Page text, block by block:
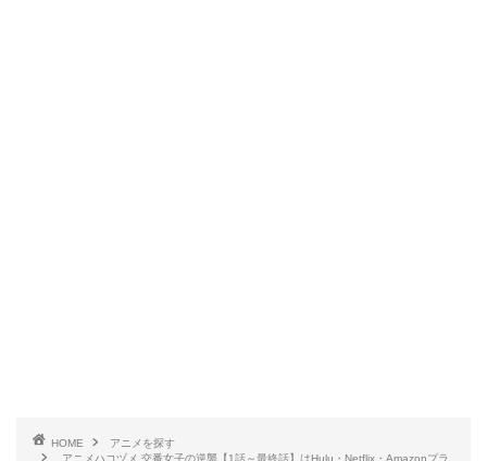
HOME
アニメを探す
アニメハコヅメ 交番女子の逆襲【1話～最終話】はHulu・Netflix・Amazonプラ